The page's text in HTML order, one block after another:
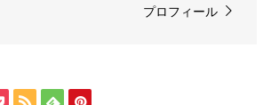
プロフィール